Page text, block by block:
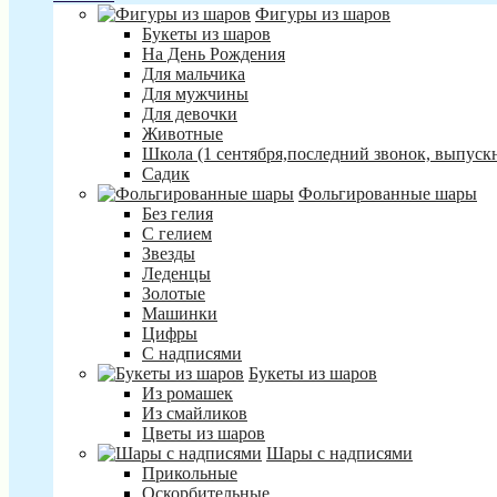
Фигуры из шаров
Букеты из шаров
На День Рождения
Для мальчика
Для мужчины
Для девочки
Животные
Школа (1 сентября,последний звонок,
Садик
Фольгированные шары
Без гелия
С гелием
Звезды
Леденцы
Золотые
Машинки
Цифры
С надписями
Букеты из шаров
Из ромашек
Из смайликов
Цветы из шаров
Шары с надписями
Прикольные
Оскорбительные